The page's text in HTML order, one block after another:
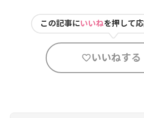
この記事にいいねを押して
いいねする